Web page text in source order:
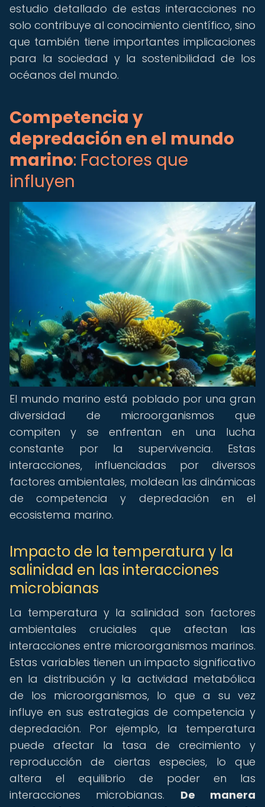
estudio detallado de estas interacciones no
solo contribuye al conocimiento científico, sino
que también tiene importantes implicaciones
para la sociedad y la sostenibilidad de los
océanos del mundo.
Competencia y
depredación en el mundo
marino: Factores que
influyen
El mundo marino está poblado por una gran
diversidad de microorganismos que
compiten y se enfrentan en una lucha
constante por la supervivencia. Estas
interacciones, influenciadas por diversos
factores ambientales, moldean las dinámicas
de competencia y depredación en el
ecosistema marino.
Impacto de la temperatura y la
salinidad en las interacciones
microbianas
La temperatura y la salinidad son factores
ambientales cruciales que afectan las
interacciones entre microorganismos marinos.
Estas variables tienen un impacto significativo
en la distribución y la actividad metabólica
de los microorganismos, lo que a su vez
influye en sus estrategias de competencia y
depredación. Por ejemplo, la temperatura
puede afectar la tasa de crecimiento y
reproducción de ciertas especies, lo que
altera el equilibrio de poder en las
interacciones microbianas. De manera